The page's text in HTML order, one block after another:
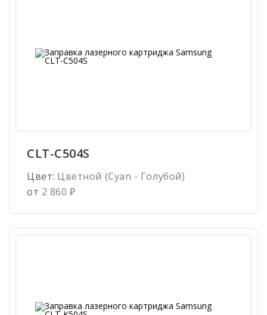
CLT-C504S
Цвет: Цветной (Cyan - Голубой)
от 2 860 ₽